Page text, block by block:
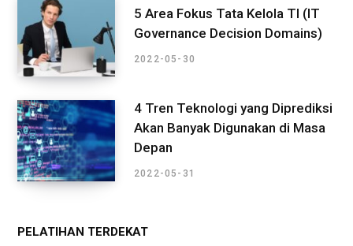
5 Area Fokus Tata Kelola TI (IT
Governance Decision Domains)
2022-05-30
4 Tren Teknologi yang Diprediksi
Akan Banyak Digunakan di Masa
Depan
2022-05-31
PELATIHAN TERDEKAT